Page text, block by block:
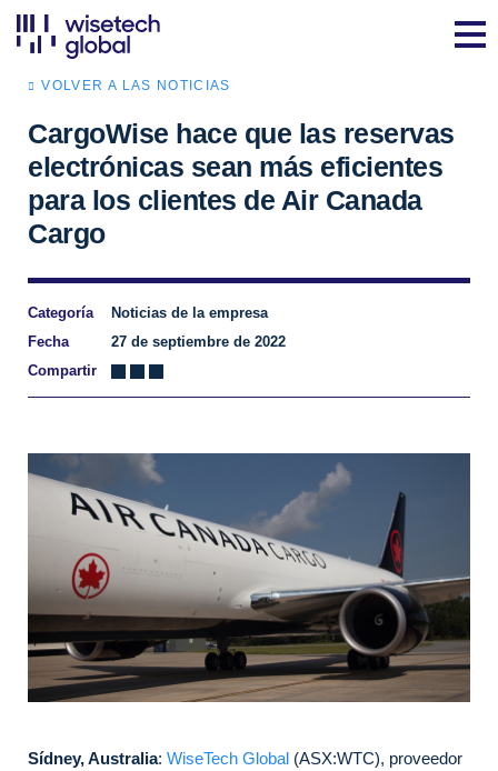
VOLVER A LAS NOTICIAS
CargoWise hace que las reservas
electrónicas sean más eficientes
para los clientes de Air Canada
Cargo
Categoría
Noticias de la empresa
Fecha
27 de septiembre de 2022
Compartir
Sídney, Australia: WiseTech Global (ASX:WTC), proveedor